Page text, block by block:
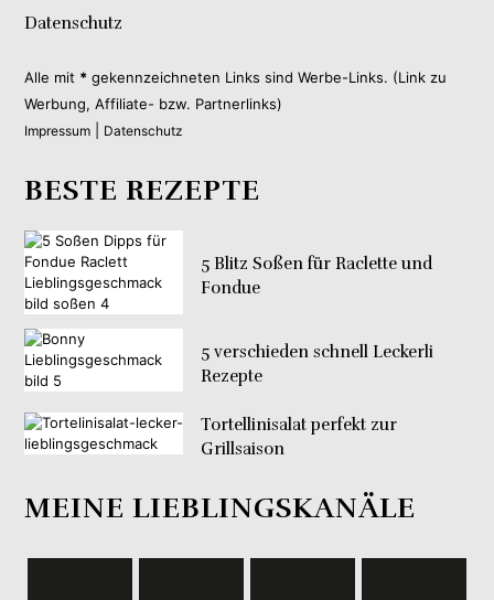
Datenschutz
Alle mit * gekennzeichneten Links sind Werbe-Links. (Link zu
Werbung, Affiliate- bzw. Partnerlinks)
Impressum Datenschutz
BESTE REZEPTE
5 Blitz Soßen für Raclette und
Fondue
5 verschieden schnell Leckerli
Rezepte
Tortellinisalat perfekt zur
Grillsaison
MEINE LIEBLINGSKANÄLE